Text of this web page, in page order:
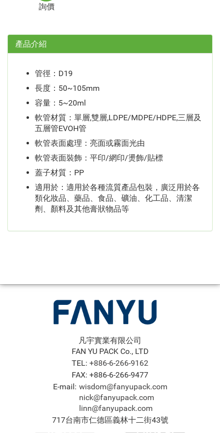
詢價
產品介紹
管徑：D19
長度：50~105mm
容量：5~20ml
軟管材質：單層,雙層,LDPE/MDPE/HDPE,三層及
五層管EVOH管
軟管表面處理：亮面或霧面光由
軟管表面裝飾：平印/網印/燙飾/貼標
蓋子材質：PP
適用於：適用於各種流質產品包裝，廣泛用於各
類化妝品、藥品、食品、礦油、化工品、清潔
劑、顏料及其他膏狀物品等
凡宇實業有限公司
FAN YU PACK Co., LTD
TEL: +886-6-266-9162
FAX: +886-6-266-9477
E-mail: wisdom@fanyupack.com
nick@fanyupack.com
linn@fanyupack.com
717台南市仁德區義林十二街43號